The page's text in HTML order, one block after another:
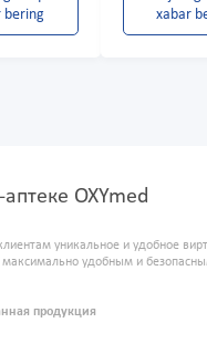
bering
xabar
OXYmed
уникальное и удобное
удобным и
продукция